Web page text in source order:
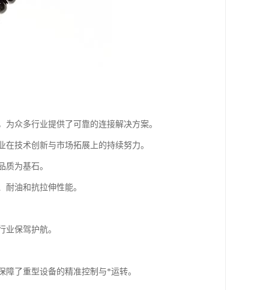
众多行业提供了可靠的连接解决方案。
技术创新与市场拓展上的持续努力。
为基石。
油和抗拉伸性能。
保驾护航。
了重型设备的精准控制与*运转。